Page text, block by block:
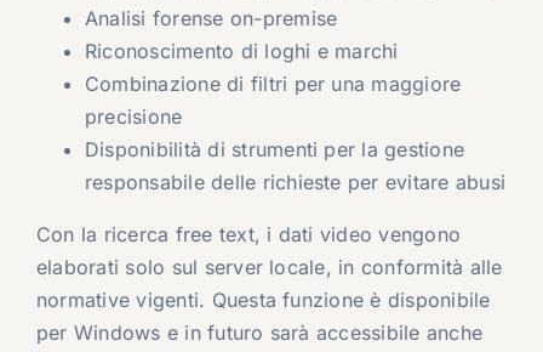
Analisi forense on-premise
Riconoscimento di loghi e marchi
Combinazione di filtri per una maggiore
precisione
Disponibilità di strumenti per la gestione
responsabile delle richieste per evitare abusi
Con la ricerca free text, i dati video vengono
elaborati solo sul server locale, in conformità alle
normative vigenti. Questa funzione è disponibile
per Windows e in futuro sarà accessibile anche